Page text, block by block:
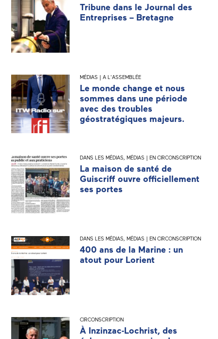
Tribune dans le Journal des
Entreprises – Bretagne
MÉDIAS | A L'ASSEMBLÉE
Le monde change et nous
sommes dans une période
avec des troubles
géostratégiques majeurs.
DANS LES MÉDIAS, MÉDIAS | EN CIRCONSCRIPTION
La maison de santé de
Guiscriff ouvre officiellement
ses portes
DANS LES MÉDIAS, MÉDIAS | EN CIRCONSCRIPTION
400 ans de la Marine : un
atout pour Lorient
CIRCONSCRIPTION
À Inzinzac-Lochrist, des